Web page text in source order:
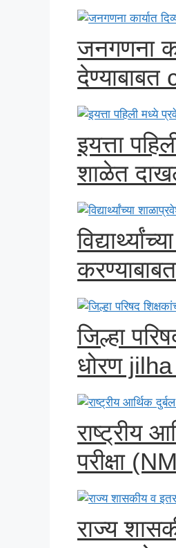
जनगणना
इयत्ता
शाळेत
जिल्हा
धोरण
राष्ट्रीय
परीक्षा
राज्य